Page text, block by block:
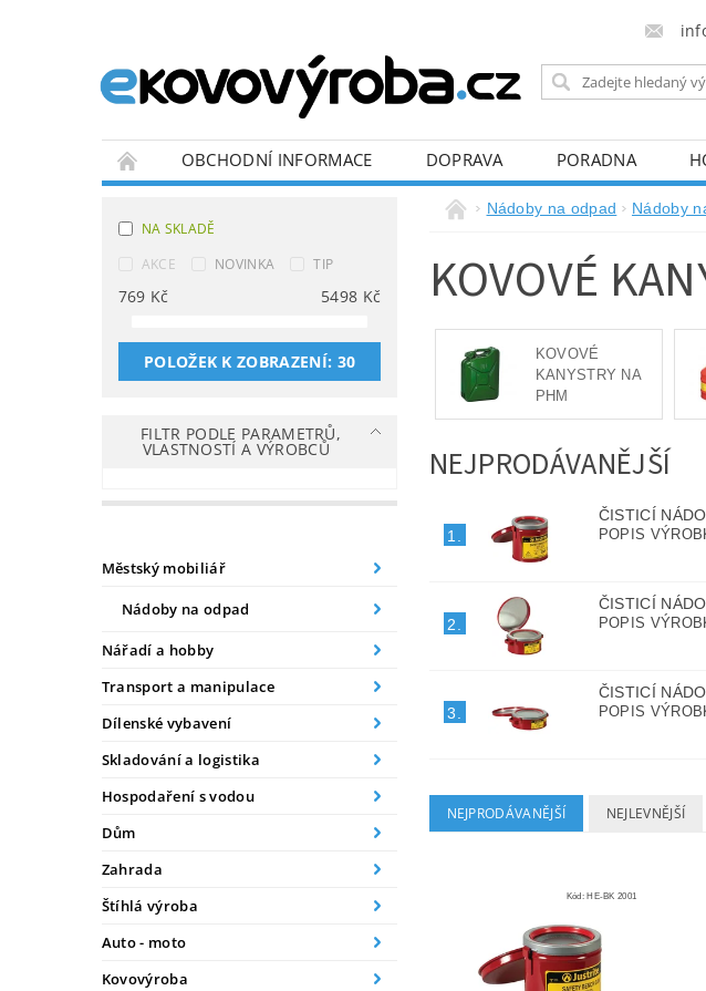
OBCHODNÍ INFORMACE DOPRAVA PORADNA
NA SKLADĚ
AKCE
NOVINKA TIP
769 Kč 5498 Kč
POLOŽEK K ZOBRAZENÍ: 30
FILTR PODLE PARAMETRŮ,
VLASTNOSTÍ A VÝROBCŮ
Městský mobiliář
Nádoby na odpad
Nářadí a hobby
Transport a manipulace
Dílenské vybavení
Skladování a logistika
Hospodaření s vodou
Dům
Zahrada
Štíhlá výroba
Auto - moto
Kovovýroba
Nádoby na odpad Nádoby
KOVOVÉ
KOVOVÉ
KANYSTRY NA
PHM
NEJPRODÁVANĚJŠÍ
1.
ČISTICÍ
POPIS
2.
ČISTICÍ
POPIS
3.
ČISTICÍ
POPIS
NEJPRODÁVANĚJŠÍ NEJLEVNĚJŠÍ
Kód:HE-BK 2001